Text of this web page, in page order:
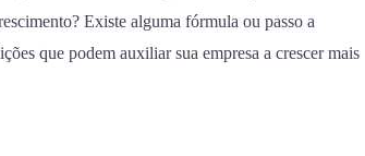
Existe alguma fórmula ou passo a
que podem auxiliar sua empresa a crescer mais